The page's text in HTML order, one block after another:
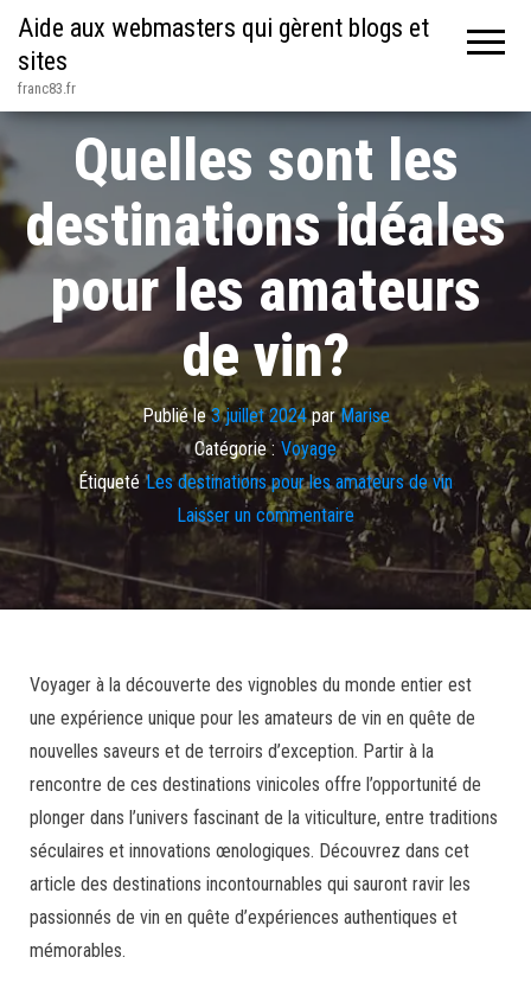
Aide aux webmasters qui gèrent blogs et
sites
franc83.fr
Quelles sont les
destinations idéales
pour les amateurs
de vin?
Publié le3 juillet 2024parMarise
Catégorie : Voyage
Étiqueté Les destinations pour les amateurs de vin
Laisser un commentaire
Voyager à la découverte des vignobles du monde entier est
une expérience unique pour les amateurs de vin en quête de
nouvelles saveurs et de terroirs d’exception. Partir à la
rencontre de ces destinations vinicoles offre l’opportunité de
plonger dans l’univers fascinant de la viticulture, entre traditions
séculaires et innovations œnologiques. Découvrez dans cet
article des destinations incontournables qui sauront ravir les
passionnés de vin en quête d’expériences authentiques et
mémorables.